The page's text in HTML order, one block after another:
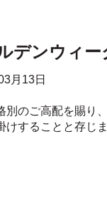
デンウィ
月13日
別のご高配を賜り
けすることと存じ